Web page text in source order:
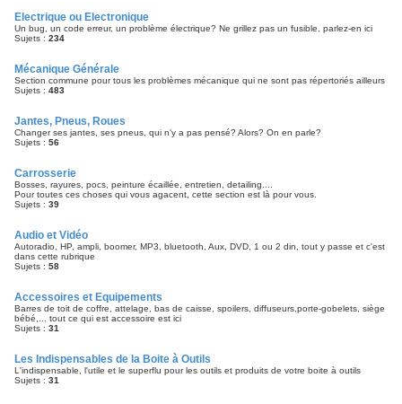
Electrique ou Electronique
Un bug, un code erreur, un problème électrique? Ne grillez pas un fusible, parlez-en ici
Sujets : 234
Mécanique Générale
Section commune pour tous les problèmes mécanique qui ne sont pas répertoriés ailleurs
Sujets : 483
Jantes, Pneus, Roues
Changer ses jantes, ses pneus, qui n'y a pas pensé? Alors? On en parle?
Sujets : 56
Carrosserie
Bosses, rayures, pocs, peinture écaillée, entretien, detailing....
Pour toutes ces choses qui vous agacent, cette section est là pour vous.
Sujets : 39
Audio et Vidéo
Autoradio, HP, ampli, boomer, MP3, bluetooth, Aux, DVD, 1 ou 2 din, tout y passe et c'est
dans cette rubrique
Sujets : 58
Accessoires et Equipements
Barres de toit de coffre, attelage, bas de caisse, spoilers, diffuseurs,porte-gobelets, siège
bébé,... tout ce qui est accessoire est ici
Sujets : 31
Les Indispensables de la Boite à Outils
L'indispensable, l'utile et le superflu pour les outils et produits de votre boite à outils
Sujets : 31